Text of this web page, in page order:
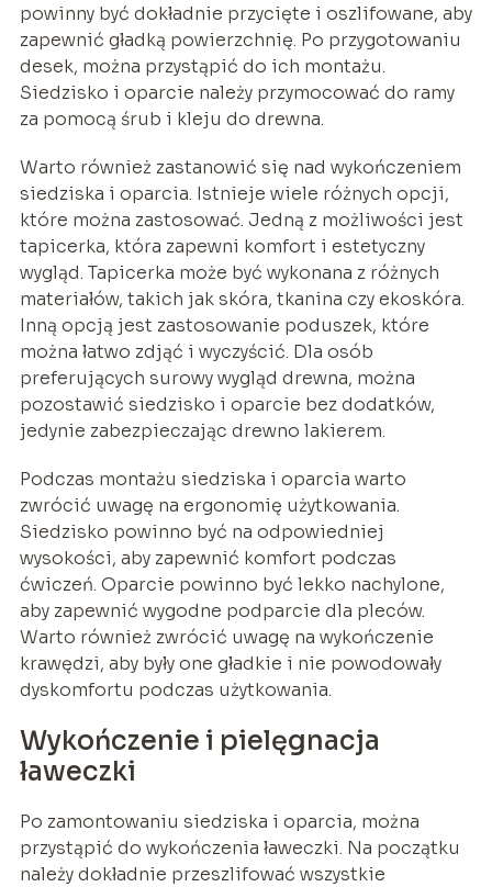
powinny być dokładnie przycięte i oszlifowane, aby
zapewnić gładką powierzchnię. Po przygotowaniu
desek, można przystąpić do ich montażu.
Siedzisko i oparcie należy przymocować do ramy
za pomocą śrub i kleju do drewna.
Warto również zastanowić się nad wykończeniem
siedziska i oparcia. Istnieje wiele różnych opcji,
które można zastosować. Jedną z możliwości jest
tapicerka, która zapewni komfort i estetyczny
wygląd. Tapicerka może być wykonana z różnych
materiałów, takich jak skóra, tkanina czy ekoskóra.
Inną opcją jest zastosowanie poduszek, które
można łatwo zdjąć i wyczyścić. Dla osób
preferujących surowy wygląd drewna, można
pozostawić siedzisko i oparcie bez dodatków,
jedynie zabezpieczając drewno lakierem.
Podczas montażu siedziska i oparcia warto
zwrócić uwagę na ergonomię użytkowania.
Siedzisko powinno być na odpowiedniej
wysokości, aby zapewnić komfort podczas
ćwiczeń. Oparcie powinno być lekko nachylone,
aby zapewnić wygodne podparcie dla pleców.
Warto również zwrócić uwagę na wykończenie
krawędzi, aby były one gładkie i nie powodowały
dyskomfortu podczas użytkowania.
Wykończenie i pielęgnacja
ławeczki
Po zamontowaniu siedziska i oparcia, można
przystąpić do wykończenia ławeczki. Na początku
należy dokładnie przeszlifować wszystkie